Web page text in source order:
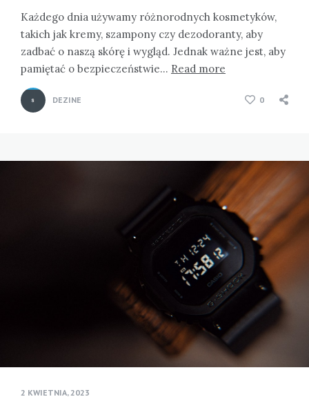
Każdego dnia używamy różnorodnych kosmetyków,
takich jak kremy, szampony czy dezodoranty, aby
zadbać o naszą skórę i wygląd. Jednak ważne jest, aby
pamiętać o bezpieczeństwie… Read more
DEZINE 0
2 KWIETNIA, 2023